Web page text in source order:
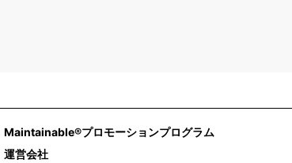
Maintainable®プロモーションプログラム
運営会社